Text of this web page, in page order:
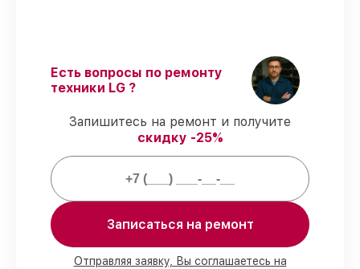
Поддержка после ремонта – на все
ремонт и запчасти для микроволновых
печей LG предоставляется длительная
гарантия.
Мы гарантируем:
ремонтов по ремонту проводятся с
возможностью присутствия владельца
90%
комплектующих LG в наличии на
складе в Москве, остальные доступны
Есть вопросы по ремонту
техники LG ?
Запишитесь на ремонт и получите
скидку -25%
Записаться на ремонт
Отправляя заявку, Вы соглашаетесь на